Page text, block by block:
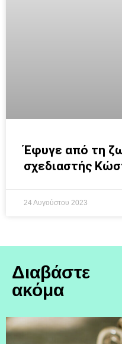
Έφυγε από τη
σχεδιαστής
24 Αυγούστου 2023
Διαβάστε
ακόμα